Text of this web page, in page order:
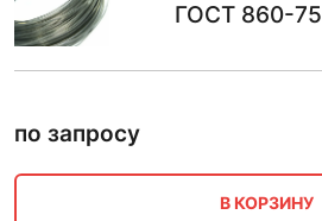
ГОСТ 860-75
по запросу
В КОРЗИНУ